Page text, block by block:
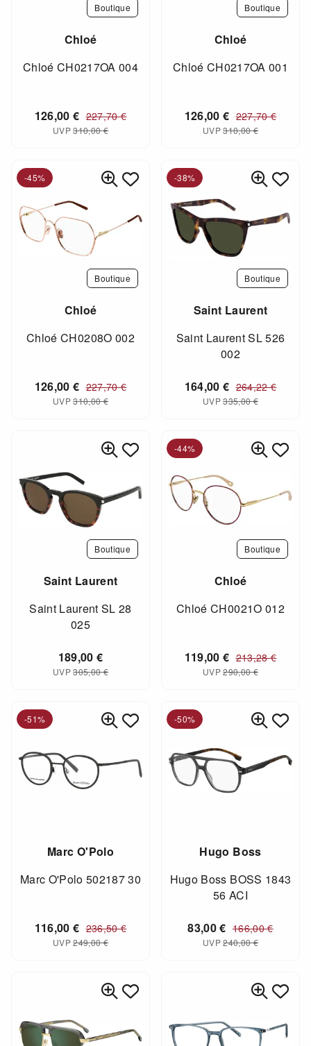
Boutique
Chloé
Chloé CH0217OA 004
126,00€ 227,70€
UVP310,00€
Boutique
Chloé
Chloé CH0217OA 001
126,00€ 227,70€
UVP310,00€
Boutique
Chloé
Chloé CH0208O 002
126,00€ 227,70€
UVP310,00€
-45%
Boutique
Saint Laurent
Saint Laurent SL 526
002
164,00€ 264,22€
UVP335,00€
-38%
Boutique
Saint Laurent
Saint Laurent SL 28
025
189,00€
UVP305,00€
Boutique
Chloé
Chloé CH0021O 012
119,00€ 213,28€
UVP290,00€
-44%
Marc O'Polo
Marc O'Polo 502187 30
116,00€ 236,50€
UVP249,00€
-51%
Hugo Boss
Hugo Boss BOSS 1843
56 ACI
83,00€ 166,00€
UVP240,00€
-50%